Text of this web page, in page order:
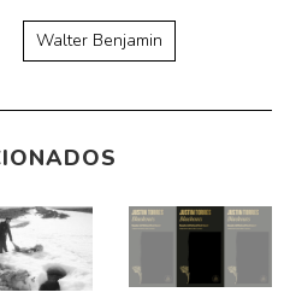
Walter Benjamin